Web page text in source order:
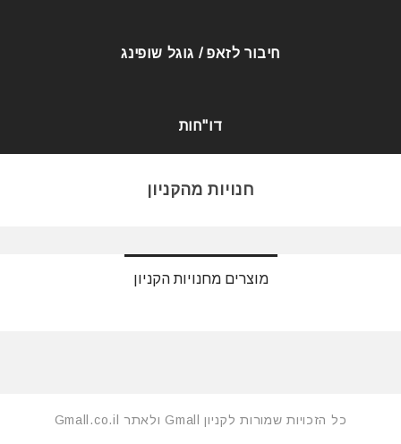
חיבור לזאפ / גוגל שופינג
דו"חות
חנויות מהקניון
מוצרים מחנויות הקניון
כל הזכויות שמורות לקניון Gmall ולאתר Gmall.co.il